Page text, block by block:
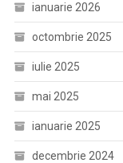
ianuarie 2026
octombrie 2025
iulie 2025
mai 2025
ianuarie 2025
decembrie 2024